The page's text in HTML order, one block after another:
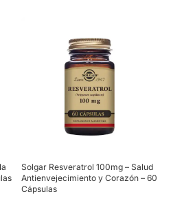
Solgar Resveratrol 100mg – Salud
Antienvejecimiento y Corazón – 60
Cápsulas